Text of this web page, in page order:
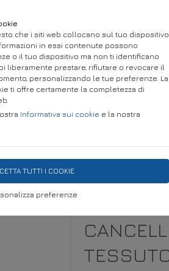
che i siti web collocano sul tuo dispositivo
in essi contenute possono
o il tuo dispositivo ma non ti identificano
liberamente prestare, rifiutare o revocare il
personalizzando le tue preferenze. La
ti offre certamente la completezza di
Informativa sui cookie e la nostra
TUTTI I COOKIE
preferenze